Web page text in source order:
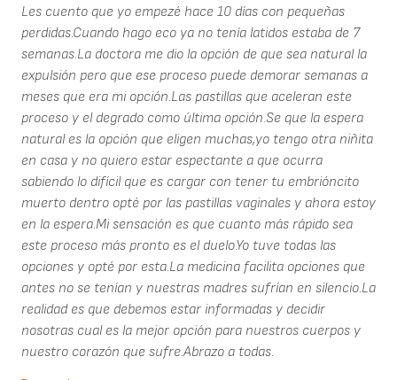
Les cuento que yo empezé hace 10 días con pequeñas
perdidas.Cuando hago eco ya no tenía latidos estaba de 7
semanas.La doctora me dio la opción de que sea natural la
expulsión pero que ese proceso puede demorar semanas a
meses que era mi opción.Las pastillas que aceleran este
proceso y el degrado como última opción.Se que la espera
natural es la opción que eligen muchas,yo tengo otra niñita
en casa y no quiero estar espectante a que ocurra
sabiendo lo difícil que es cargar con tener tu embrióncito
muerto dentro opté por las pastillas vaginales y ahora estoy
en la espera.Mi sensación es que cuanto más rápido sea
este proceso más pronto es el duelo.Yo tuve todas las
opciones y opté por esta.La medicina facilita opciones que
antes no se tenían y nuestras madres sufrían en silencio.La
realidad es que debemos estar informadas y decidir
nosotras cual es la mejor opción para nuestros cuerpos y
nuestro corazón que sufre.Abrazo a todas.